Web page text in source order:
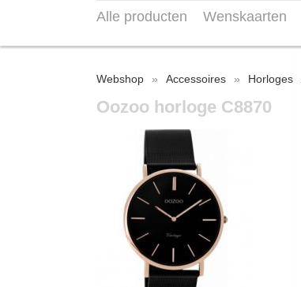
Alle producten Wenskaarten
Webshop » Accessoires » Horloges
Oozoo horloge C8870